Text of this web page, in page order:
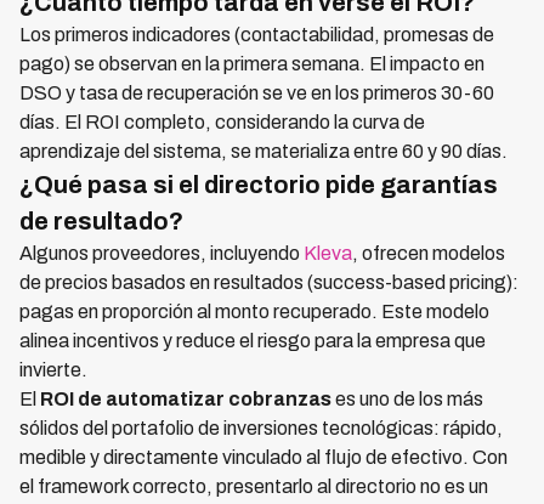
Los primeros indicadores (contactabilidad, promesas de
pago) se observan en la primera semana. El impacto en
DSO y tasa de recuperación se ve en los primeros 30-60
días. El ROI completo, considerando la curva de
aprendizaje del sistema, se materializa entre 60 y 90 días.
¿Qué pasa si el directorio pide garantías
de resultado?
Algunos proveedores, incluyendo Kleva, ofrecen modelos
de precios basados en resultados (success-based pricing):
pagas en proporción al monto recuperado. Este modelo
alinea incentivos y reduce el riesgo para la empresa que
invierte.
El ROI de automatizar cobranzases uno de los más
sólidos del portafolio de inversiones tecnológicas: rápido,
medible y directamente vinculado al flujo de efectivo. Con
el framework correcto, presentarlo al directorio no es un